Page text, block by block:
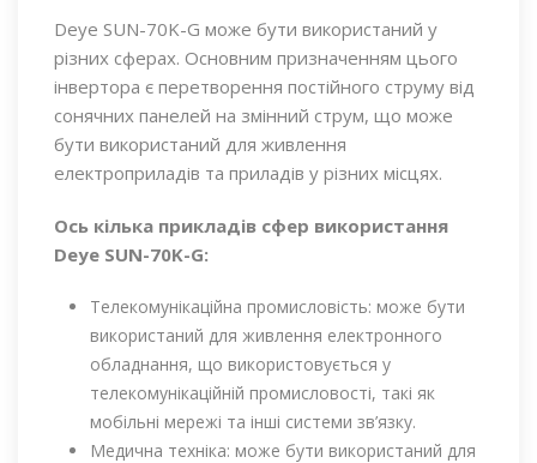
Deye SUN-70K-G може бути використаний у
різних сферах. Основним призначенням цього
інвертора є перетворення постійного струму від
сонячних панелей на змінний струм, що може
бути використаний для живлення
електроприладів та приладів у різних місцях.
Ось кілька прикладів сфер використання
Deye SUN-70K-G:
Телекомунікаційна промисловість: може бути
використаний для живлення електронного
обладнання, що використовується у
телекомунікаційній промисловості, такі як
мобільні мережі та інші системи зв’язку.
Медична техніка: може бути використаний для